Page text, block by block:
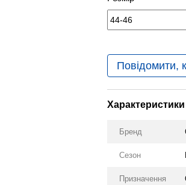
Повідомити,
Характеристики
Бренд
Сезон
Призначення